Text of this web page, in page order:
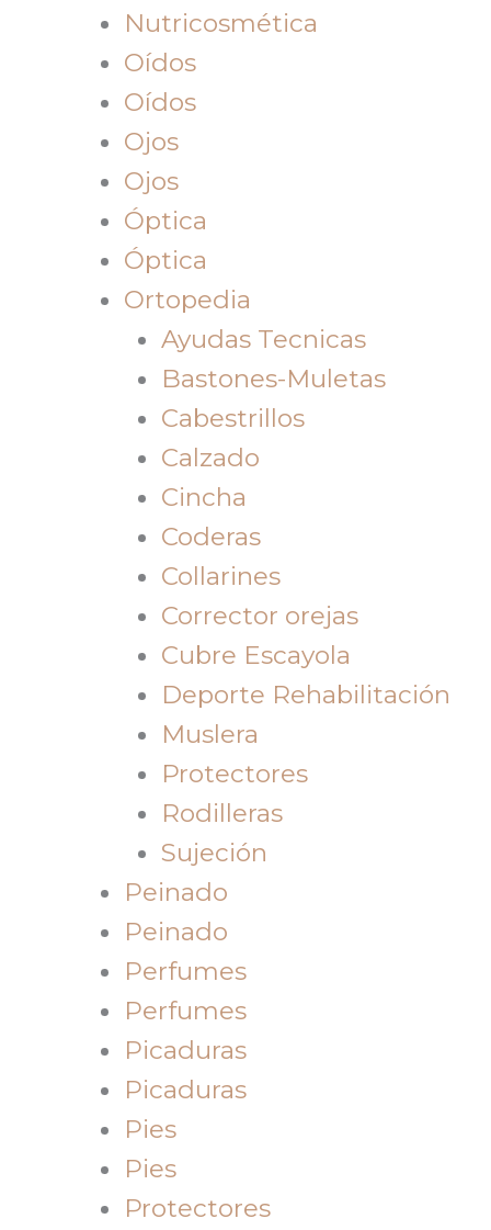
Nutricosmética
Oídos
Oídos
Ojos
Ojos
Óptica
Óptica
Ortopedia
Ayudas Tecnicas
Bastones-Muletas
Cabestrillos
Calzado
Cincha
Coderas
Collarines
Corrector orejas
Cubre Escayola
Deporte Rehabilitación
Muslera
Protectores
Rodilleras
Sujeción
Peinado
Peinado
Perfumes
Perfumes
Picaduras
Picaduras
Pies
Pies
Protectores